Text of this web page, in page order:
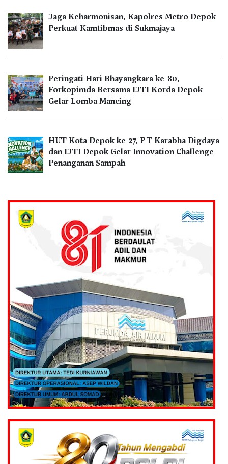
Jaga Keharmonisan, Kapolres Metro Depok
Perkuat Kamtibmas di Sukmajaya
Peringati Hari Bhayangkara ke-80,
Forkopimda Bersama IJTI Korda Depok
Gelar Lomba Mancing
HUT Kota Depok ke-27, PT Karabha Digdaya
dan IJTI Depok Gelar Innovation Challenge
Penanganan Sampah